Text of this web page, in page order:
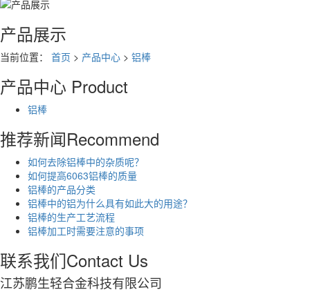
产品展示
当前位置： 首页 > 产品中心 > 铝棒
产品中心 Product
铝棒
推荐新闻Recommend
如何去除铝棒中的杂质呢？
如何提高6063铝棒的质量
铝棒的产品分类
铝棒中的铝为什么具有如此大的用途？
铝棒的生产工艺流程
铝棒加工时需要注意的事项
联系我们Contact Us
江苏鹏生轻合金科技有限公司